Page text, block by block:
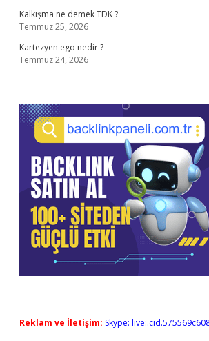
Kalkışma ne demek TDK ?
Temmuz 25, 2026
Kartezyen ego nedir ?
Temmuz 24, 2026
Reklam ve İletişim: Skype: